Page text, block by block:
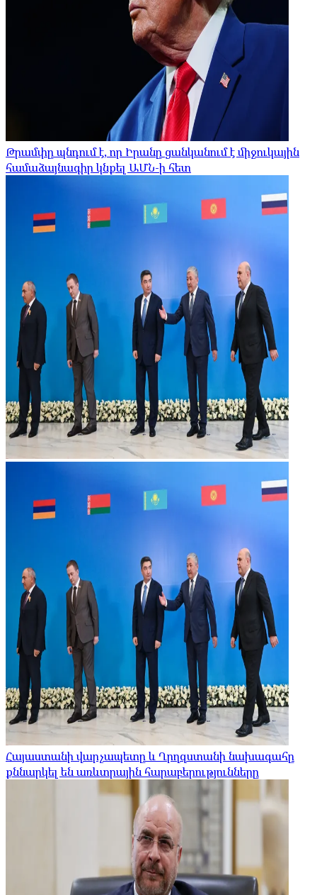
Թրամփը պնդում է, որ Իրանը ցանկանում է միջուկային
համաձայնագիր կնքել ԱՄՆ-ի հետ
Հայաստանի վարչապետը և Ղրղզստանի նախագահը
քննարկել են առևտրային հարաբերությունները